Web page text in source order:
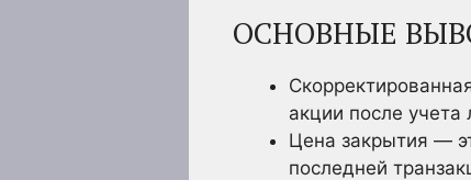
ОСНОВНЫЕ
акции после
Цена закрытия —
последней